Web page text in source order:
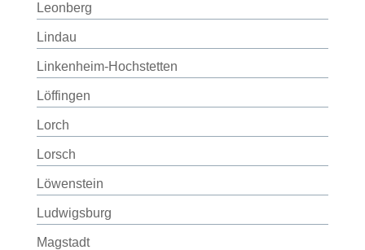
Leonberg
Lindau
Linkenheim-Hochstetten
Löffingen
Lorch
Lorsch
Löwenstein
Ludwigsburg
Magstadt